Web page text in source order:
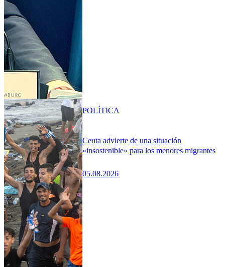
Ceuta advierte de una situación
«insostenible» para los menores migrantes
05.08.2026
POLÍTICA